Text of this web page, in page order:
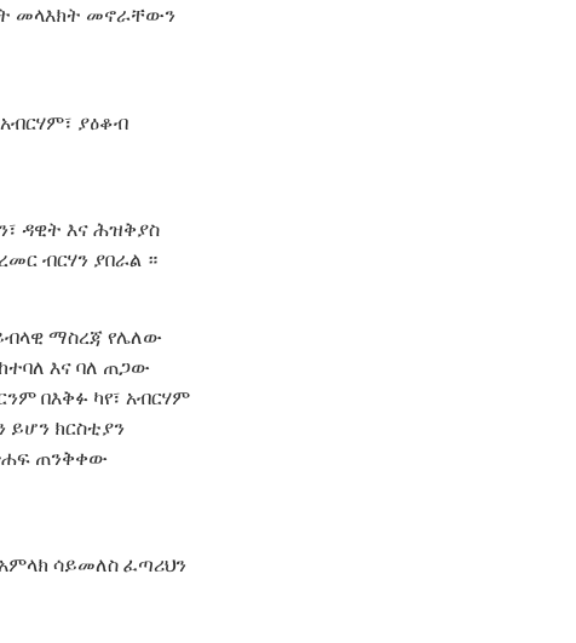
መላእክት መኖራቸውን
ያዕቆብ
ዳዊት እና ሕዝቅያስ
ብርሃን ያበራል ።
ማስረጃ የሌለው
እና ባለ ጠጋው
በእቅፉ ካየ፣ አብርሃም
ይሆን ክርስቲያን
ጠንቅቀው
ሳይመለስ ፈጣሪህን